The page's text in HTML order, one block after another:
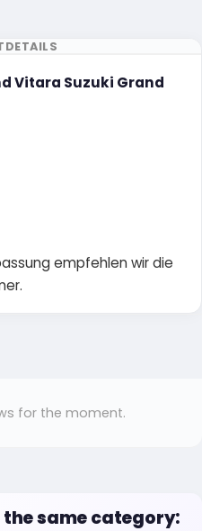
Vitara Suzuki Grand
empfehlen wir die
for the moment.
same category: